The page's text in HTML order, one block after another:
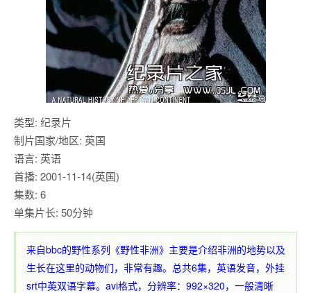
类型: 纪录片
制片国家/地区: 英国
语言: 英语
首播: 2001-11-14(英国)
集数: 6
单集片长: 50分钟
来自bbc的野性系列《野性非洲》主要是介绍非洲的地势以及
生长在这里的动物们，非常有趣。总共6集，英语发音，外挂
srt中英双语字幕。avi格式，分辨率：992×320，一般清晰